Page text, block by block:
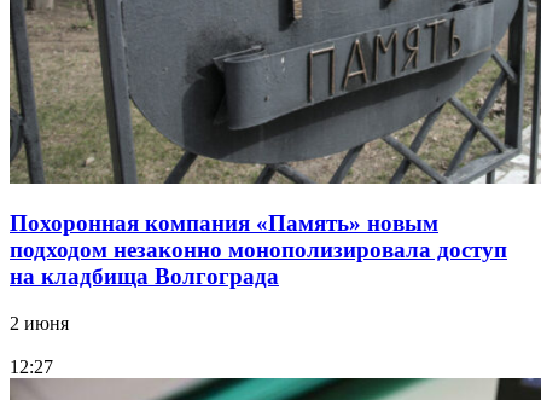
Похоронная компания «Память» новым
подходом незаконно монополизировала доступ
на кладбища Волгограда
2 июня
12:27